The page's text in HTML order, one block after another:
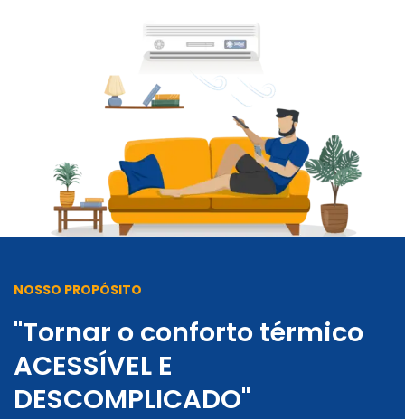
NOSSO PROPÓSITO
"Tornar o conforto térmico
ACESSÍVEL E
DESCOMPLICADO"